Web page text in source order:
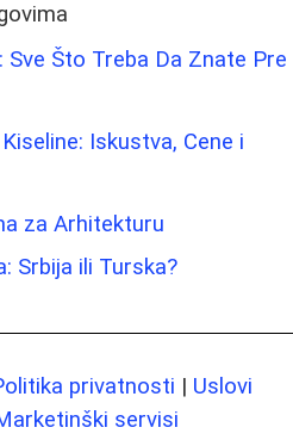
Što Treba Da Znate Pre
Iskustva, Cene i
za Arhitekturu
Srbija ili Turska?
privatnosti | Uslovi
servisi